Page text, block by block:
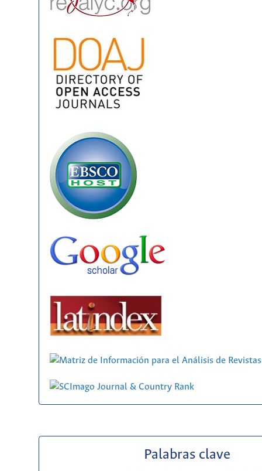
Palabras clave